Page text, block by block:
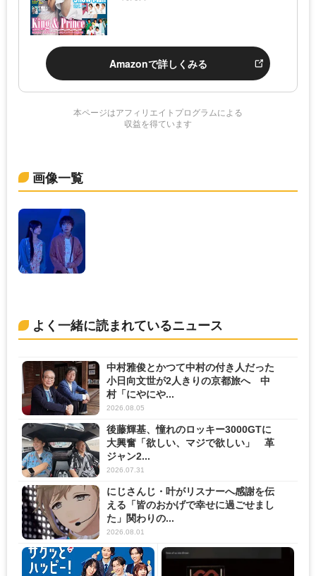
Amazonで詳しくみる
本ページはアフィリエイトプログラムによる
収益を得ています
画像一覧
よく一緒に読まれているニュース
中村雅俊とかつて中村の付き人だった
小日向文世が2人きりの京都旅へ 中
村「にやにや...
2026.08.05
後藤輝基、憧れのロッキー3000GTに
大興奮「欲しい、マジで欲しい」 革
ジャン2...
2026.07.31
にじさんじ・叶がリスナーへ感謝を伝
える「皆のおかげで幸せに過ごせまし
た」関わりの...
2026.08.01